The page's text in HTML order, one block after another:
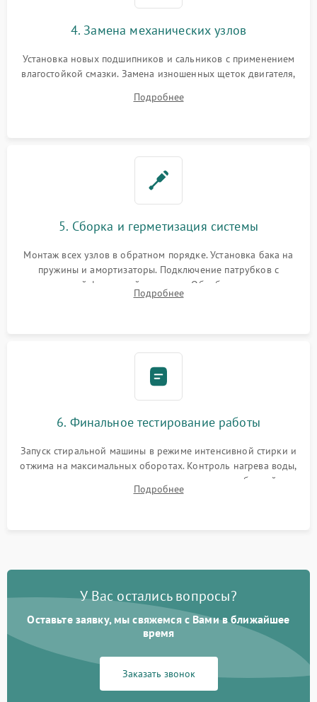
4. Замена механических узлов
Установка новых подшипников и сальников с применением
влагостойкой смазки. Замена изношенных щеток двигателя,
или поврежденной резиновой манжеты.
Подробнее
5. Сборка и герметизация системы
Монтаж всех узлов в обратном порядке. Установка бака на
пружины и амортизаторы. Подключение патрубков с
надежной фиксацией хомутами. Обработка стыков
герметиком для предотвращения возможных протечек воды.
Подробнее
6. Финальное тестирование работы
Запуск стиральной машины в режиме интенсивной стирки и
отжима на максимальных оборотах. Контроль нагрева воды,
корректности слива, отсутствия излишних вибраций,
посторонних стуков и протечек под корпусом.
Подробнее
У Вас остались вопросы?
Оставьте заявку, мы свяжемся с Вами в ближайшее
время
Заказать звонок